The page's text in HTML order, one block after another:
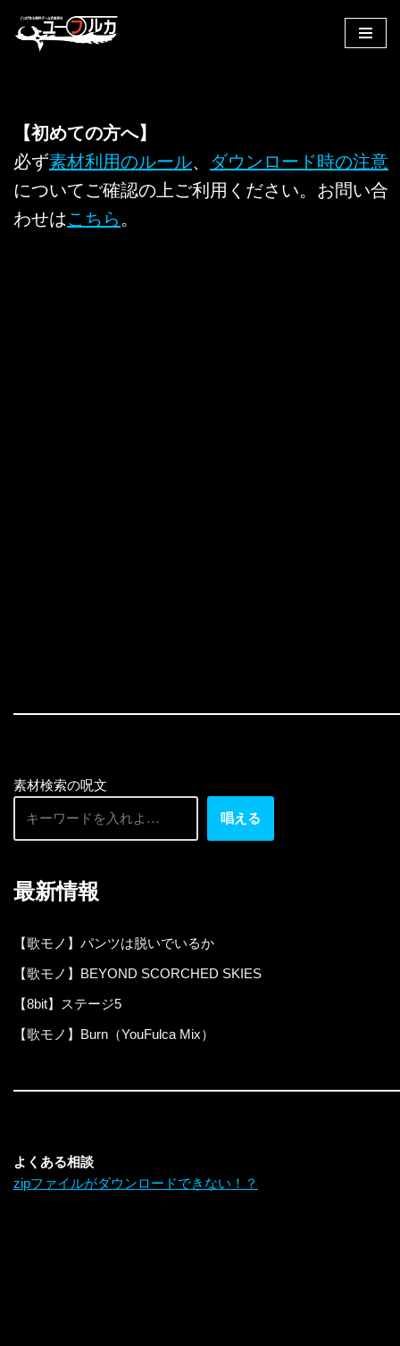
へ
キ
ッ
【初めての方へ】
必ず素材利用のルール、 ダウンロード時の注意
についてご確認の上ご利用ください。お問い合
わせはこちら 。
素材検索の呪文
唱える
最新情報
【歌モノ】パンツは脱いでいるか
【歌モノ】BEYOND SCORCHED SKIES
【8bit】ステージ5
【歌モノ】Burn（YouFulca Mix）
よくある相談
zipファイルがダウンロードできない！？